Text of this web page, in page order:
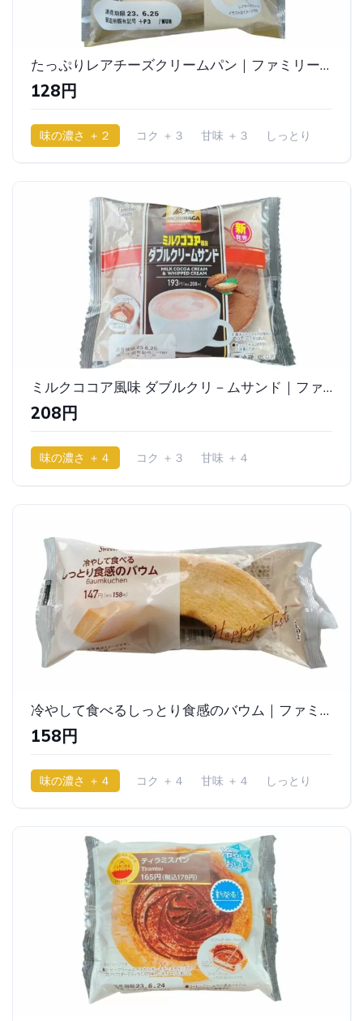
たっぷりレアチーズクリームパン｜ファミリーマート
128円
味の濃さ ＋２ コク ＋３ 甘味 ＋３ しっとり
ミルクココア風味 ダブルクリ－ムサンド｜ファミリーマート
208円
味の濃さ ＋４ コク ＋３
甘味 ＋４
冷やして食べるしっとり食感のバウム｜ファミリーマート
158円
味の濃さ ＋４ コク ＋４ 甘味 ＋４ しっとり